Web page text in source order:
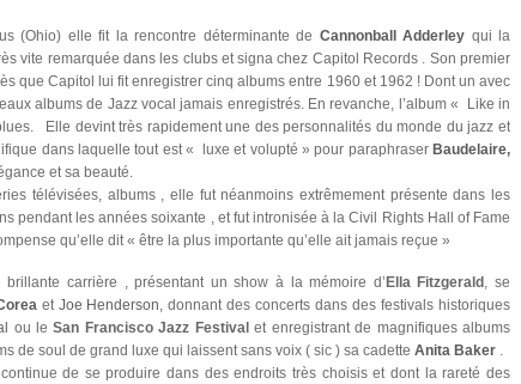
(Ohio) elle fit la rencontre déterminante de Cannonball Adderley qui la
vite remarquée dans les clubs et signa chez Capitol Records . Son premier
que Capitol lui fit enregistrer cinq albums entre 1960 et 1962 ! Dont un avec
albums de Jazz vocal jamais enregistrés. En revanche, l’album « Like in
Elle devint très rapidement une des personnalités du monde du jazz et
dans laquelle tout est « luxe et volupté » pour paraphraserBaudelaire,
et sa beauté.
télévisées, albums , elle fut néanmoins extrêmement présente dans les
pendant les années soixante , et fut intronisée à la Civil Rights Hall of Fame
qu’elle dit « être la plus importante qu’elle ait jamais reçue »
carrière , présentant un show à la mémoire d’ Ella Fitzgerald , se
et Joe Henderson, donnant des concerts dans des festivals historiques
ou leSan Francisco Jazz Festival et enregistrant de magnifiques albums
de soul de grand luxe qui laissent sans voix ( sic ) sa cadette Anita Baker .
de se produire dans des endroits très choisis et dont la rareté des